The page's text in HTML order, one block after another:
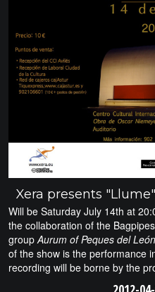
Xera presents
Will be Saturday July 14th at
the collaboration of the
groupAurum of Peques del
of the show is the performance
recording will be borne by the